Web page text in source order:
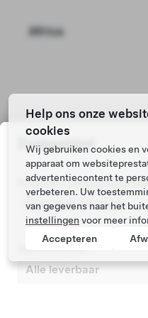
Africa
Zoekgebied
Postcode
Help ons onze
cookies
Wij gebruiken cookies en
apparaat om
advertentiecontent te
verbeteren. Uw
van gegevens naar het
instellingen voor meer
Accepteren